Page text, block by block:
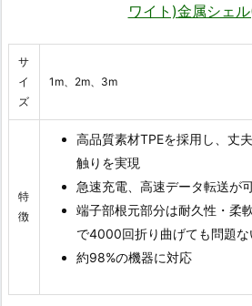
ワイト)金属シェ
サ
イ
ズ
1m、2m、3m
特
徴
高品質素材TPEを採用し、丈
触りを実現
急速充電、高速データ転送が
端子部根元部分は耐久性・柔
で4000回折り曲げても問題な
約98%の機器に対応